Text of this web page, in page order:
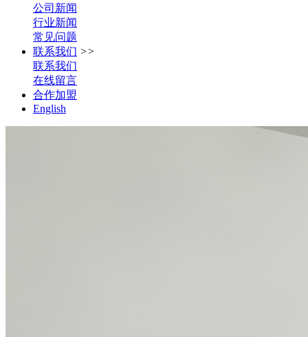
公司新闻
行业新闻
常见问题
联系我们 >>
联系我们
在线留言
合作加盟
English